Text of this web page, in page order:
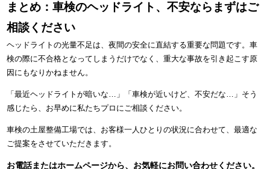
まとめ：車検のヘッドライト、不安ならまずはご
相談ください
ヘッドライトの光量不足は、夜間の安全に直結する重要な問題です。車
検の際に不合格となってしまうだけでなく、重大な事故を引き起こす原
因にもなりかねません。
「最近ヘッドライトが暗いな…」「車検が近いけど、不安だな…」そう
感じたら、お早めに私たちプロにご相談ください。
車検の土屋整備工場では、お客様一人ひとりの状況に合わせて、最適な
ご提案をさせていただきます。
お電話またはホームページから、お気軽にお問い合わせください。